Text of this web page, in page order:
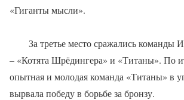
«Гиганты мысли».
За третье место сражались
– «Котята Шрёдингера» и «Титаны». По
опытная и молодая команда «Титаны» в
вырвала победу в борьбе за бронзу.